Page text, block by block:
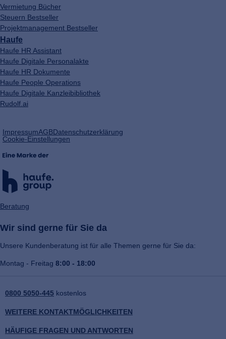
Vermietung Bücher
Steuern Bestseller
Projektmanagement Bestseller
Haufe
Haufe HR Assistant
Haufe Digitale Personalakte
Haufe HR Dokumente
Haufe People Operations
Haufe Digitale Kanzleibibliothek
Rudolf.ai
ImpressumAGB(öffnet
in
einem
Datenschutzerklärung
Cookie-Einstellungen
Beratung
Wir sind gerne für Sie da
Unsere Kundenberatung ist für alle Themen gerne für Sie da:
Montag - Freitag 8:00 - 18:00
0800 5050-445 kostenlos
WEITERE KONTAKTMÖGLICHKEITEN
HÄUFIGE FRAGEN UND ANTWORTEN